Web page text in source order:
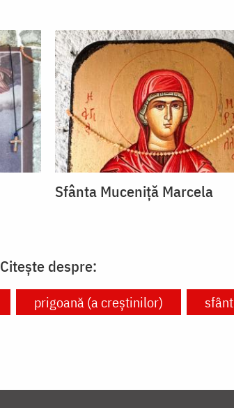
Sfânta Muceniță Marcela
Citește despre:
prigoană (a creștinilor) sfânt